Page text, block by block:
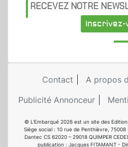
RECEVEZ NOTRE
Inscrivez-
Contact
A propos
Publicité Annonceur
© L'Embarqué 2026 est un site des
Siège social : 10 rue de Penthièvre,
Dantec CS 62020 – 29018 QUIMPER
publication : Jacques FITAMANT -